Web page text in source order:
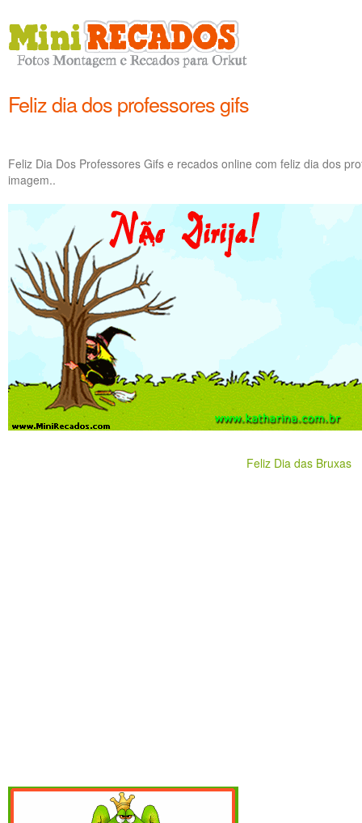
Feliz dia dos professores gifs
Feliz Dia Dos Professores Gifs e recados online com feliz dia dos
imagem..
Feliz Dia das Bruxas